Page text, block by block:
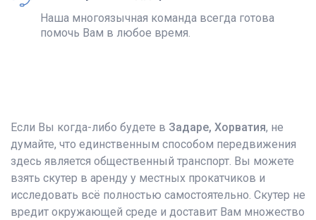
Наша многоязычная команда всегда готова
помочь Вам в любое время.
Если Вы когда-либо будете в Задаре, Хорватия, не
думайте, что единственным способом передвижения
здесь является общественный транспорт. Вы можете
взять скутер в аренду у местных прокатчиков и
исследовать всё полностью самостоятельно. Скутер не
вредит окружающей среде и доставит Вам множество